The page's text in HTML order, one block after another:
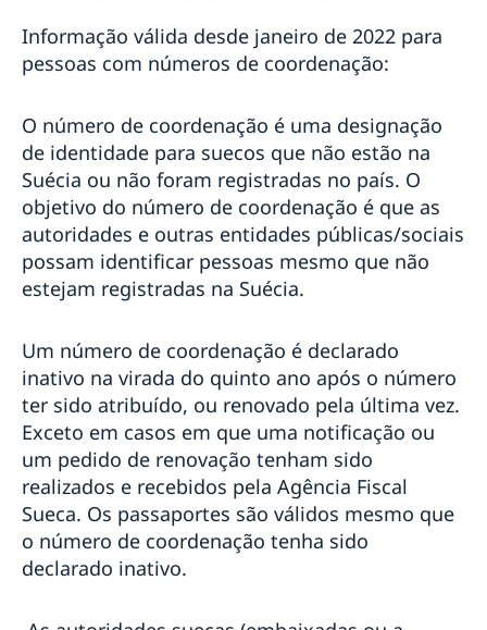
Número de coordenação
Tabela de taxas - Brasil
Tradutores
Apostila de Haia
Informação válida desde janeiro de 2022 para
pessoas com números de coordenação:
O número de coordenação é uma designação
de identidade para suecos que não estão na
Suécia ou não foram registradas no país. O
objetivo do número de coordenação é que as
autoridades e outras entidades públicas/sociais
possam identificar pessoas mesmo que não
estejam registradas na Suécia.
Um número de coordenação é declarado
inativo na virada do quinto ano após o número
ter sido atribuído, ou renovado pela última vez.
Exceto em casos em que uma notificação ou
um pedido de renovação tenham sido
realizados e recebidos pela Agência Fiscal
Sueca. Os passaportes são válidos mesmo que
o número de coordenação tenha sido
declarado inativo.